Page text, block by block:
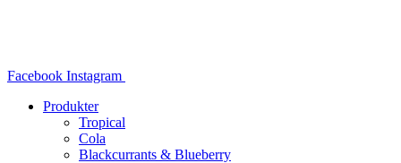
Facebook Instagram
Produkter
Tropical
Cola
Blackcurrants & Blueberry